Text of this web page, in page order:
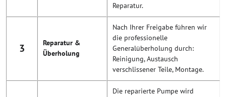
Reparatur.
3
Reparatur &
Überholung
Nach Ihrer Freigabe führen wir
die professionelle
Generalüberholung durch:
Reinigung, Austausch
verschlissener Teile, Montage.
Die reparierte Pumpe wird